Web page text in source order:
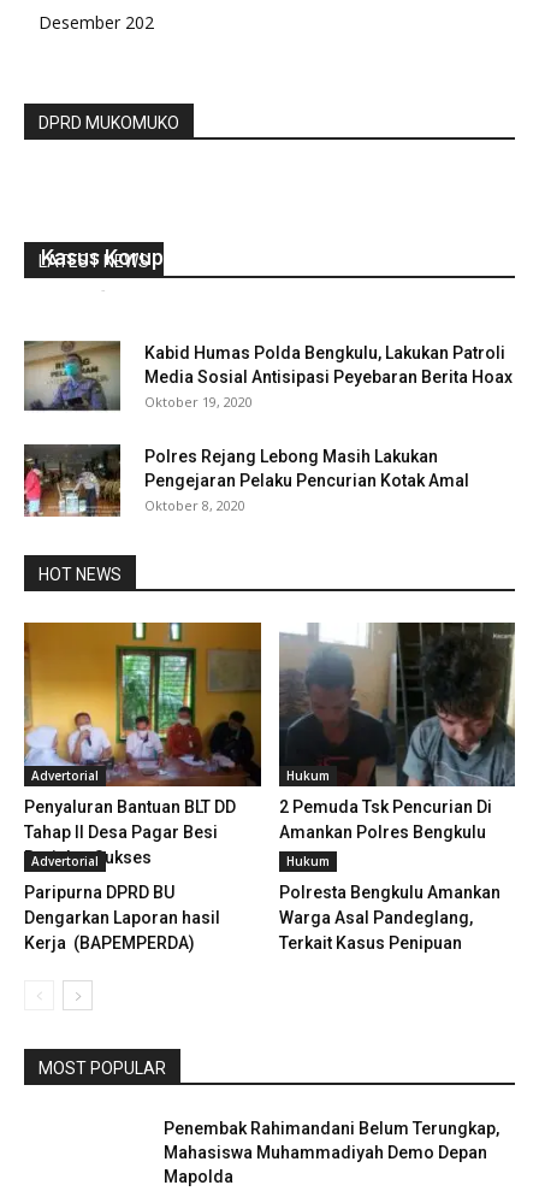
Desember 202
DPRD MUKOMUKO
LATEST NEWS
Kasus Korupsi
-
Kabid Humas Polda Bengkulu, Lakukan Patroli
Media Sosial Antisipasi Peyebaran Berita Hoax
Oktober 19, 2020
Polres Rejang Lebong Masih Lakukan
Pengejaran Pelaku Pencurian Kotak Amal
Oktober 8, 2020
HOT NEWS
Advertorial
Penyaluran Bantuan BLT DD
Tahap II Desa Pagar Besi
Berjalan Sukses
Hukum
2 Pemuda Tsk Pencurian Di
Amankan Polres Bengkulu
Advertorial
Paripurna DPRD BU
Dengarkan Laporan hasil
Kerja (BAPEMPERDA)
Hukum
Polresta Bengkulu Amankan
Warga Asal Pandeglang,
Terkait Kasus Penipuan
MOST POPULAR
Penembak Rahimandani Belum Terungkap,
Mahasiswa Muhammadiyah Demo Depan
Mapolda